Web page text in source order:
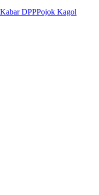
Kabar DPPPojok Kagol